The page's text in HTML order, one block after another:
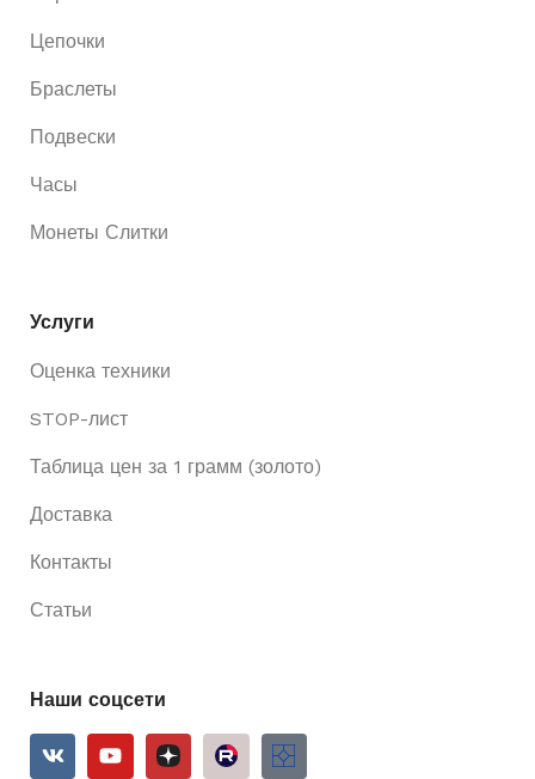
Цепочки
Браслеты
Подвески
Часы
Монеты Слитки
Услуги
Оценка техники
STOP-лист
Таблица цен за 1 грамм (золото)
Доставка
Контакты
Статьи
Наши соцсети